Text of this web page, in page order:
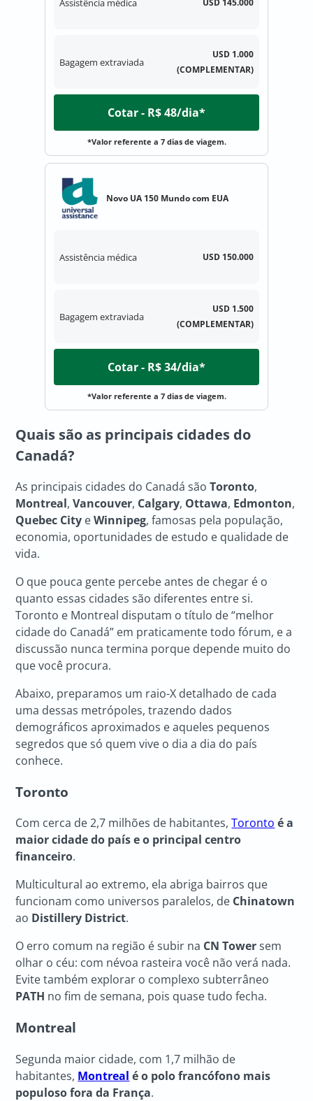
Assistência médica
Bagagem extraviada
USD 1.000
(COMPLEMENTAR)
Cotar - R$ 48/dia*
*Valor referente a 7 dias de viagem.
Novo UA 150 Mundo com EUA
Assistência médica USD 150.000
Bagagem extraviada
USD 1.500
(COMPLEMENTAR)
Cotar - R$ 34/dia*
*Valor referente a 7 dias de viagem.
Quais são as principais cidades do
Canadá?
As principais cidades do Canadá sãoToronto,
Montreal,Vancouver, Calgary, Ottawa, Edmonton,
Quebec City eWinnipeg, famosas pela população,
economia, oportunidades de estudo e qualidade de
vida.
O que pouca gente percebe antes de chegar é o
quanto essas cidades são diferentes entre si.
Toronto e Montreal disputam o título de “melhor
cidade do Canadá” em praticamente todo fórum, e a
discussão nunca termina porque depende muito do
que você procura.
Abaixo, preparamos um raio-X detalhado de cada
uma dessas metrópoles, trazendo dados
demográficos aproximados e aqueles pequenos
segredos que só quem vive o dia a dia do país
conhece.
Toronto
Com cerca de 2,7 milhões de habitantes,Toronto é a
maior cidade do país e o principal centro
financeiro.
Multicultural ao extremo, ela abriga bairros que
funcionam como universos paralelos, de Chinatown
ao Distillery District.
O erro comum na região é subir na CN Towersem
olhar o céu: com névoa rasteira você não verá nada.
Evite também explorar o complexo subterrâneo
PATH no fim de semana, pois quase tudo fecha.
Montreal
Segunda maior cidade, com 1,7 milhão de
habitantes, Montreal é o polo francófono mais
populoso fora da França.